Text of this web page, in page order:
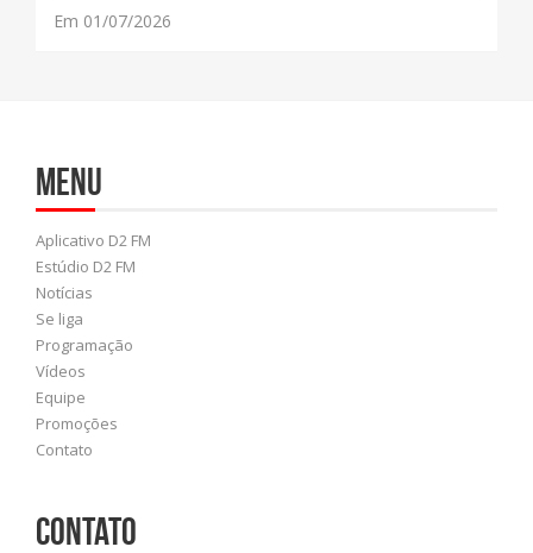
Em 01/07/2026
Menu
Aplicativo D2 FM
Estúdio D2 FM
Notícias
Se liga
Programação
Vídeos
Equipe
Promoções
Contato
Contato